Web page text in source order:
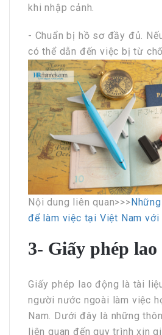
khi nhập cảnh.
- Chuẩn bị hồ sơ đầy đủ.
có thể dẫn đến việc bị từ
Nội dung liên quan>>>
để làm việc tại Việt Nam
3- Giấy phép lao
Giấy phép lao động là tài
người nước ngoài làm việc
Nam. Dưới đây là những
liên quan đến quy trình xin